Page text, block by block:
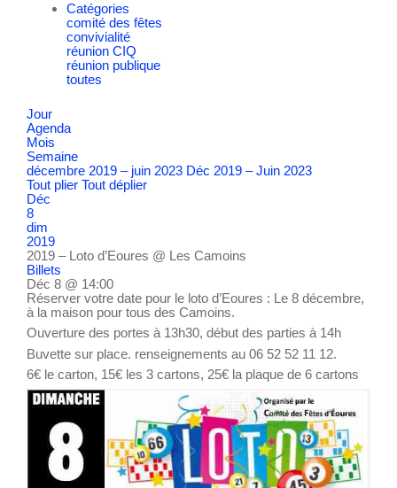
Catégories
comité des fêtes
convivialité
réunion CIQ
réunion publique
toutes
Jour
Agenda
Mois
Semaine
décembre 2019 – juin 2023 Déc 2019 – Juin 2023
Tout plier Tout déplier
Déc
8
dim
2019
2019 – Loto d’Eoures @ Les Camoins
Billets
Déc 8 @ 14:00
Réserver votre date pour le loto d’Eoures : Le 8 décembre,
à la maison pour tous des Camoins.
Ouverture des portes à 13h30, début des parties à 14h
Buvette sur place. renseignements au 06 52 52 11 12.
6€ le carton, 15€ les 3 cartons, 25€ la plaque de 6 cartons